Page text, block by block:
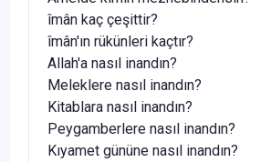
îmân kaç çeşittir?
îmân'ın rükünleri kaçtır?
Allah'a nasıl inandın?
Meleklere nasıl inandın?
Kitablara nasıl inandın?
Peygamberlere nasıl inandın?
Kıyamet gününe nasıl inandın?